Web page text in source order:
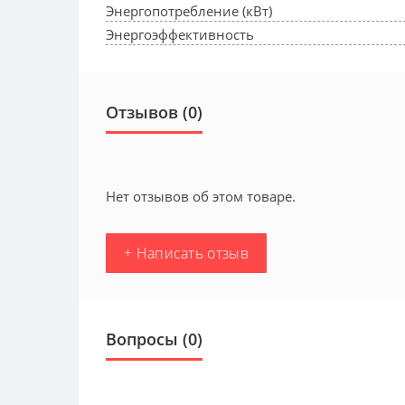
Энергопотребление (кВт)
Энергоэффективность
Отзывов (0)
Нет отзывов об этом товаре.
+ Написать отзыв
Вопросы (0)